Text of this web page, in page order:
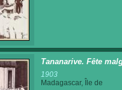
Tananarive. Fête
1903
Madagascar, Île de